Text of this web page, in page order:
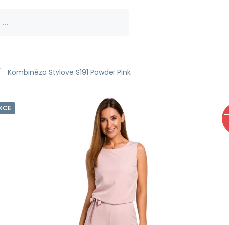
Kombinéza Stylove S191 Powder Pink
-